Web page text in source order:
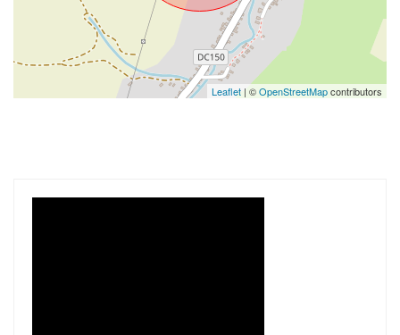
Leaflet | ©OpenStreetMapcontributors